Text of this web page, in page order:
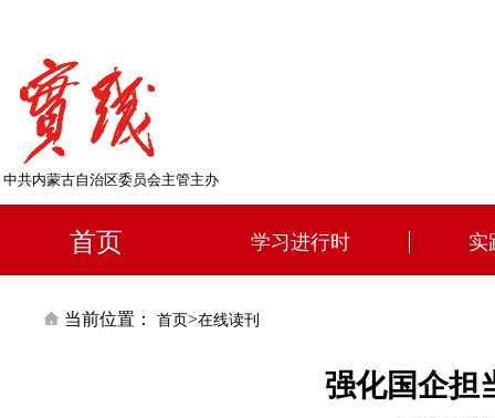
中共内蒙古自治区委员会主管主办
首页 学习进行时 实
当前位置： 首页>在线读刊
强化国企